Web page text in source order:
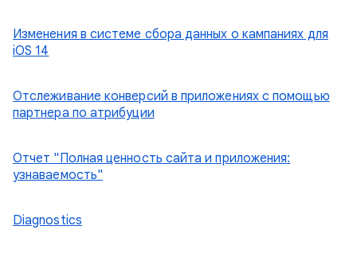
Изменения в системе сбора данных о кампаниях для
iOS 14
Отслеживание конверсий в приложениях с помощью
партнера по атрибуции
Отчет "Полная ценность сайта и приложения:
узнаваемость"
Diagnostics